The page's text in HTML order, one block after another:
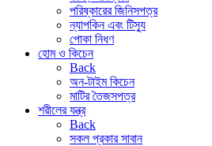
পরিষ্কারের জিনিসপত্র
ন্যাপকিন এবং টিস্যু
পোকা নিধণ
হোম ও কিচেন
Back
অন-টাইম কিচেন
মাটির তৈজসপত্র
শরীলের যন্ত্র
Back
সকল প্রকার সাবান